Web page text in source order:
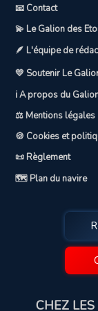
📧 Contact
💫 Le Galion des
🪶 L'équipe de
💛 Soutenir Le
ℹ️ A propos du
⚖️ Mentions légales
🍪 Cookies et
📜 Règlement
🗺️ Plan du navire
CHEZ